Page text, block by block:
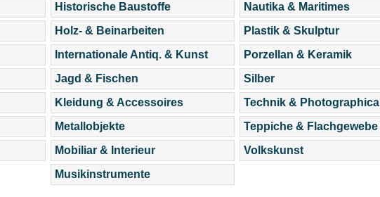
Historische Baustoffe
Holz- & Beinarbeiten
Internationale Antiq. & Kunst
Jagd & Fischen
Kleidung & Accessoires
Metallobjekte
Mobiliar & Interieur
Musikinstrumente
Nautika & Maritimes
Plastik & Skulptur
Porzellan & Keramik
Silber
Technik & Photographica
Teppiche & Flachgewebe
Volkskunst